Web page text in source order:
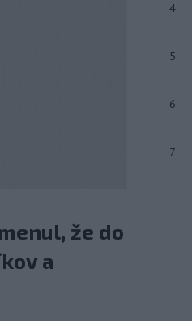
že do
a
4
5
6
7